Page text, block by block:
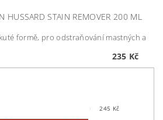
HUSSARD STAIN REMOVER 200 ML
formě, pro odstraňování mastných a
235 Kč
245 Kč